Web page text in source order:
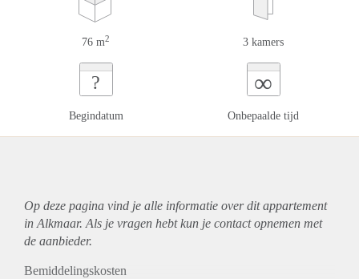
76 m2 3 kamers
?
Begindatum
∞
Onbepaalde tijd
Op deze pagina vind je alle informatie over ditappartement
in Alkmaar. Als je vragen hebt kun je contact opnemen met
de aanbieder.
Bemiddelingskosten